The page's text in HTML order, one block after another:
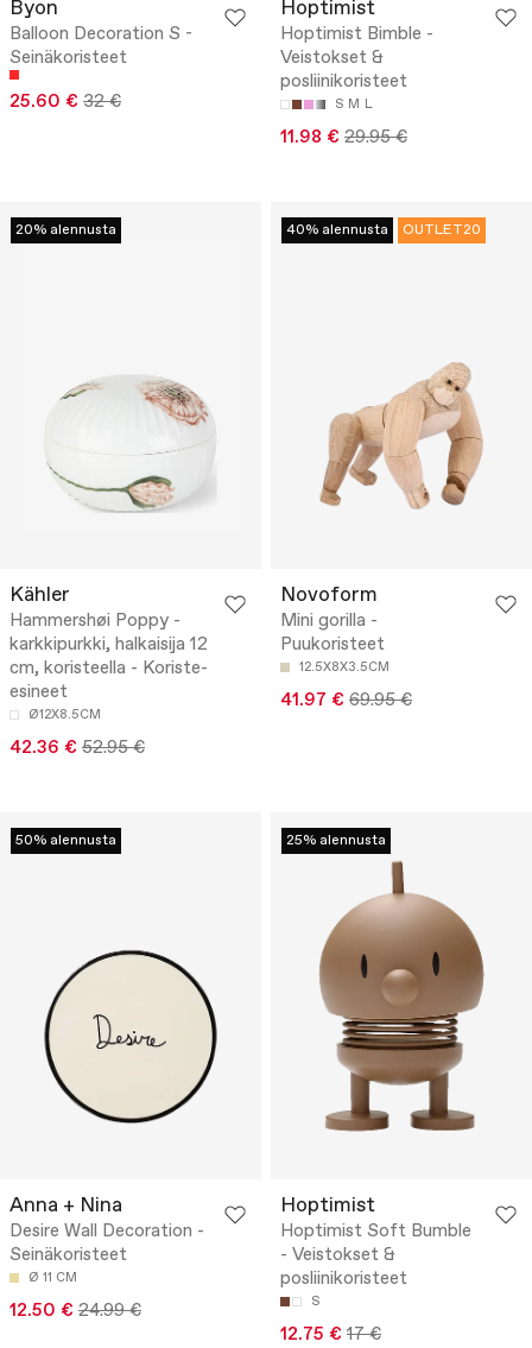
Byon
Balloon Decoration S -
Seinäkoristeet
25.60 € 32 €
Hoptimist
Hoptimist Bimble -
Veistokset &
posliinikoristeet
S M L
11.98 € 29.95 €
20% alennusta
Kähler
Hammershøi Poppy -
karkkipurkki, halkaisija 12
cm, koristeella - Koriste-
esineet
Ø12X8.5CM
42.36 € 52.95 €
40% alennusta OUTLET20
Novoform
Mini gorilla -
Puukoristeet
12.5X8X3.5CM
41.97 € 69.95 €
50% alennusta
Anna + Nina
Desire Wall Decoration -
Seinäkoristeet
Ø 11 CM
12.50 € 24.99 €
25% alennusta
Hoptimist
Hoptimist Soft Bumble
- Veistokset &
posliinikoristeet
S
12.75 € 17 €